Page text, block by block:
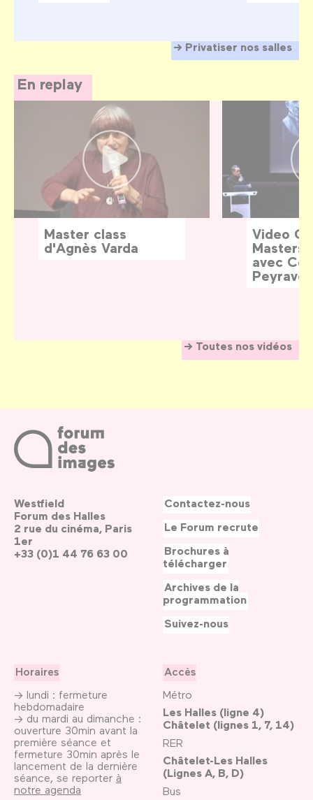
Privatiser nos salles
En replay
Toutes nos vidéos
Master class
d'Agnès Varda
Video
avec
Westfield
Forum des Halles
2 rue du cinéma, Paris
1er
+33 (0)1 44 76 63 00
Horaires
→ lundi : fermeture
hebdomadaire
→ du mardi au dimanche :
ouverture 30min avant la
première séance et
fermeture 30min après le
lancement de la dernière
séance, se reporter à
notre agenda
Accès
Métro
Les Halles (ligne 4)
Châtelet (lignes 1, 7, 14)
RER
Châtelet-Les Halles
(Lignes A, B, D)
Bus
Contactez-nous
Le Forum recrute
Brochures à
télécharger
Archives de la
programmation
Suivez-nous